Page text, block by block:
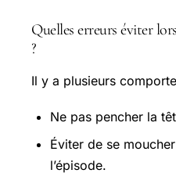
Quelles erreurs éviter
?
Il y a plusieurs
Ne pas pencher la
Éviter de se
l’épisode.